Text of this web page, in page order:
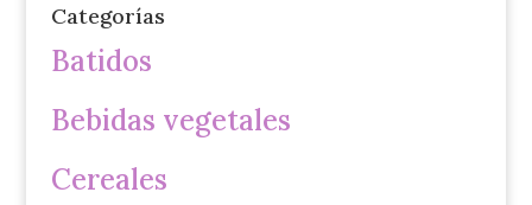
Categorías
Batidos
Bebidas vegetales
Cereales